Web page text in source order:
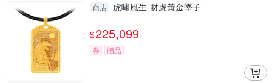
商店 虎嘯風生-財虎黃金墜子
$225,099
券 贈品